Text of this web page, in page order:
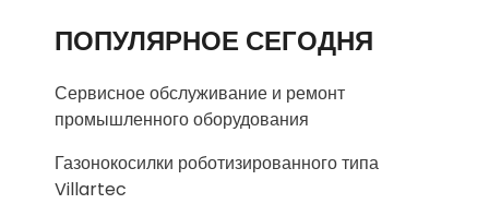
ПОПУЛЯРНОЕ СЕГОДНЯ
Сервисное обслуживание и ремонт
промышленного оборудования
Газонокосилки роботизированного типа
Villartec